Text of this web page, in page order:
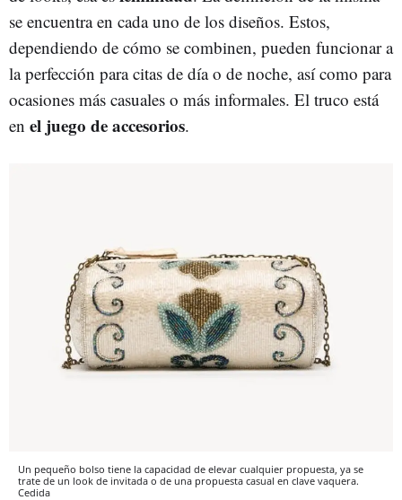
se encuentra en cada uno de los diseños. Estos,
dependiendo de cómo se combinen, pueden funcionar a
la perfección para citas de día o de noche, así como para
ocasiones más casuales o más informales. El truco está
en el juego de accesorios.
Un pequeño bolso tiene la capacidad de elevar cualquier propuesta, ya se
trate de un look de invitada o de una propuesta casual en clave vaquera.
Cedida